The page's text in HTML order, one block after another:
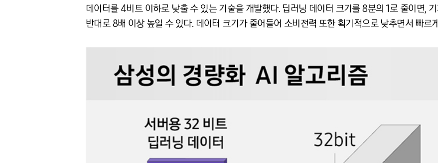
데이터를 4비트 이하로 낮출 수 있는 기술을 개발했다. 딥러닝 데이터 크기를 8분의 1로 줄이면,
반대로 8배 이상 높일 수 있다. 데이터 크기가 줄어들어 소비전력 또한 획기적으로 낮추면서 빠르